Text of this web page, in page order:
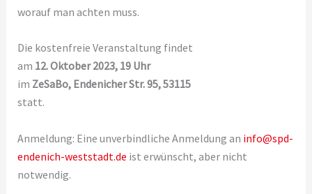
worauf man achten muss.
Die kostenfreie Veranstaltung findet
am 12. Oktober 2023, 19 Uhr
im ZeSaBo, Endenicher Str. 95, 53115
statt.
Anmeldung: Eine unverbindliche Anmeldung an info@spd-
endenich-weststadt.de ist erwünscht, aber nicht
notwendig.